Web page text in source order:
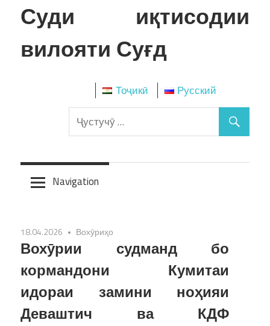
Skip
to
Суди иқтисодии
вилояти Суғд
Тоҷикӣ Русский
Navigation
18.04.2026 Вохӯриҳо
Вохӯрии судманд бо
кормандони Кумитаи
идораи замини ноҳияи
Деваштич ва КДФ